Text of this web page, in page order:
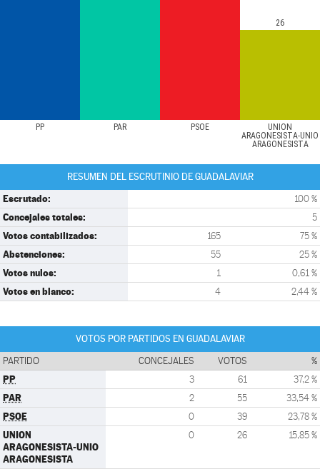
PP PAR PSOE
UNION
ARAGONESISTA-UNIO
ARAGONESISTA
26
RESUMEN DEL ESCRUTINIO DE GUADALAVIAR
Escrutado: 100 %
Concejales totales: 5
Votos contabilizados: 165 75 %
Abstenciones: 55 25 %
Votos nulos: 1 0,61 %
Votos en blanco: 4 2,44 %
VOTOS POR PARTIDOS EN GUADALAVIAR
PARTIDO CONCEJALES VOTOS %
PP 3 61 37,2 %
PAR 2 55 33,54 %
PSOE 0 39 23,78 %
UNION
ARAGONESISTA-UNIO
ARAGONESISTA
0 26 15,85 %